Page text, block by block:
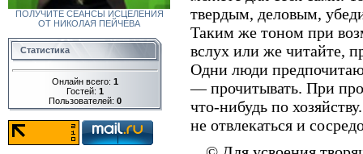
ПОЛУЧИТЕ СЕАНСЫ ИСЦЕЛЕНИЯ
ОТ НИКОЛАЯ ПЕЙЧЕВА
Статистика
Онлайн всего: 1
Гостей: 1
Пользователей: 0
твердым, деловым,
Таким же тоном при
вслух или же читайте,
Одни люди
— прочитывать. При
что-нибудь по
не отвлекаться и